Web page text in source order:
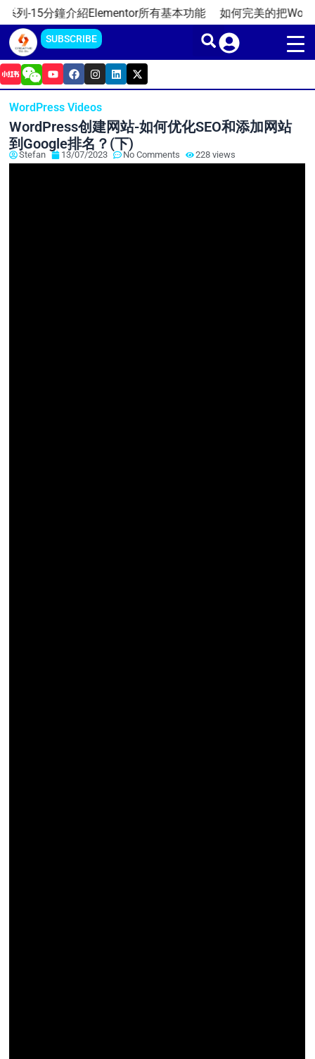
Skip
content
分鐘介紹Elementor所有基本功能 如何完美的把WordPress
SUBSCRIBE
Y
o
u
u
e
F
a
c
b
o
k
I
n
s
a
g
r
a
m
L
i
n
d
i
n
X
-
t
t
t
r
WordPress Videos
WordPress创建网站-如何优化SEO和添加网站
到Google排名？(下)
Stefan 13/07/2023 No Comments 228 views